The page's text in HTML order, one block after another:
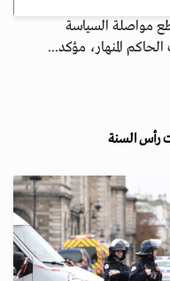
مواصلة السياسة
المنهار، مؤكد...
رأس السنة